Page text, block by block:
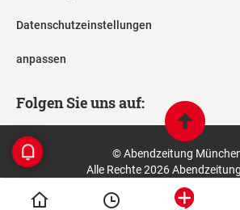
Datenschutzeinstellungen
anpassen
Folgen Sie uns auf:
© Abendzeitung
Alle Rechte 2026